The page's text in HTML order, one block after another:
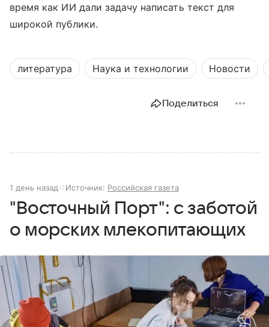
время как ИИ дали задачу написать текст для
широкой публики.
литература Наука и технологии Новости
Поделиться
1 день назад Источник: Российская газета
"Восточный Порт": с заботой
о морских млекопитающих